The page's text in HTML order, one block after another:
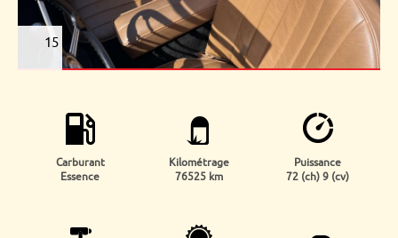
15
Carburant
Essence
Kilométrage
76525 km
Puissance
72 (ch) 9 (cv)